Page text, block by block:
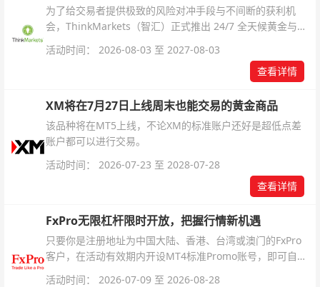
为了给交易者提供极致的风险对冲手段与不间断的获利机
会，ThinkMarkets（智汇）正式推出 24/7 全天候黄金与白
杆配置、支持软件及交易细则。
活动时间： 2026-08-03 至 2027-08-03
查看详情
XM将在7月27日上线周末也能交易的黄金商品
该品种将在MT5上线，不论XM的标准账户还好是超低点差
账户都可以进行交易。
活动时间： 2026-07-23 至 2028-07-28
查看详情
FxPro无限杠杆限时开放，把握行情新机遇
只要你是注册地址为中国大陆、香港、台湾或澳门的FxPro
客户，在活动有效期内开设MT4标准Promo账号，即可自动
活动时间： 2026-07-09 至 2026-08-28